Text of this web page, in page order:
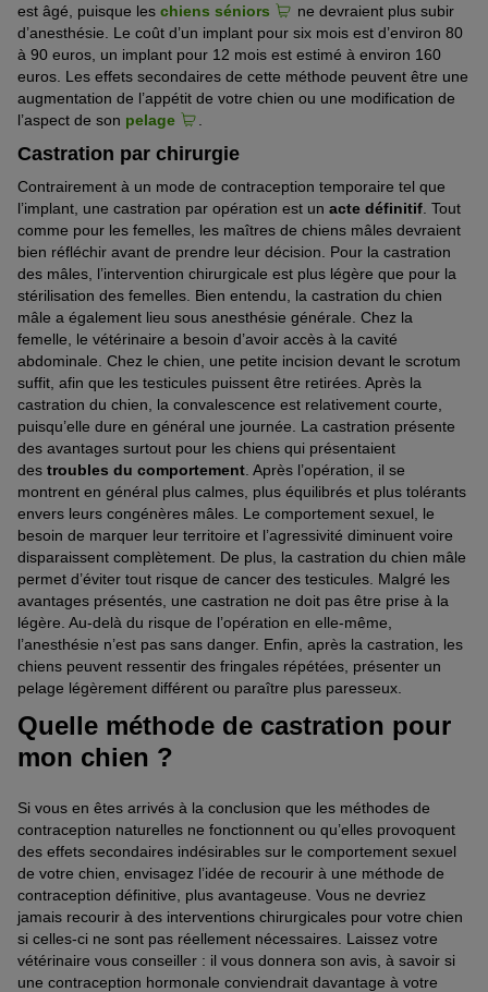
est âgé, puisque les chiens séniors
ne devraient plus subir
d’anesthésie. Le coût d’un implant pour six mois est d’environ 80
à 90 euros, un implant pour 12 mois est estimé à environ 160
euros. Les effets secondaires de cette méthode peuvent être une
augmentation de l’appétit de votre chien ou une modification de
l’aspect de son pelage .
Castration par chirurgie
Contrairement à un mode de contraception temporaire tel que
l’implant, une castration par opération est un acte définitif. Tout
comme pour les femelles, les maîtres de chiens mâles devraient
bien réfléchir avant de prendre leur décision. Pour la castration
des mâles, l’intervention chirurgicale est plus légère que pour la
stérilisation des femelles. Bien entendu, la castration du chien
mâle a également lieu sous anesthésie générale. Chez la
femelle, le vétérinaire a besoin d’avoir accès à la cavité
abdominale. Chez le chien, une petite incision devant le scrotum
suffit, afin que les testicules puissent être retirées. Après la
castration du chien, la convalescence est relativement courte,
puisqu’elle dure en général une journée. La castration présente
des avantages surtout pour les chiens qui présentaient
des troubles du comportement. Après l’opération, il se
montrent en général plus calmes, plus équilibrés et plus tolérants
envers leurs congénères mâles. Le comportement sexuel, le
besoin de marquer leur territoire et l’agressivité diminuent voire
disparaissent complètement. De plus, la castration du chien mâle
permet d’éviter tout risque de cancer des testicules. Malgré les
avantages présentés, une castration ne doit pas être prise à la
légère. Au-delà du risque de l’opération en elle-même,
l’anesthésie n’est pas sans danger. Enfin, après la castration, les
chiens peuvent ressentir des fringales répétées, présenter un
pelage légèrement différent ou paraître plus paresseux.
Quelle méthode de castration pour
mon chien ?
Si vous en êtes arrivés à la conclusion que les méthodes de
contraception naturelles ne fonctionnent ou qu’elles provoquent
des effets secondaires indésirables sur le comportement sexuel
de votre chien, envisagez l’idée de recourir à une méthode de
contraception définitive, plus avantageuse. Vous ne devriez
jamais recourir à des interventions chirurgicales pour votre chien
si celles-ci ne sont pas réellement nécessaires. Laissez votre
vétérinaire vous conseiller : il vous donnera son avis, à savoir si
une contraception hormonale conviendrait davantage à votre